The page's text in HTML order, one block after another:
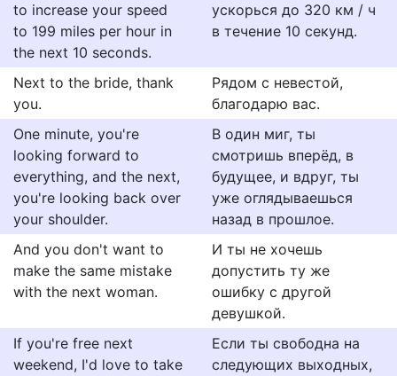
to increase your speed
to 199 miles per hour in
the next 10 seconds.
ускорься до 320 км / ч
в течение 10 секунд.
Next to the bride, thank
you.
Рядом с невестой,
благодарю вас.
One minute, you're
looking forward to
everything, and the next,
you're looking back over
your shoulder.
В один миг, ты
смотришь вперёд, в
будущее, и вдруг, ты
уже оглядываешься
назад в прошлое.
And you don't want to
make the same mistake
with the next woman.
И ты не хочешь
допустить ту же
ошибку с другой
девушкой.
If you're free next
weekend, I'd love to take
Если ты свободна на
следующих выходных,